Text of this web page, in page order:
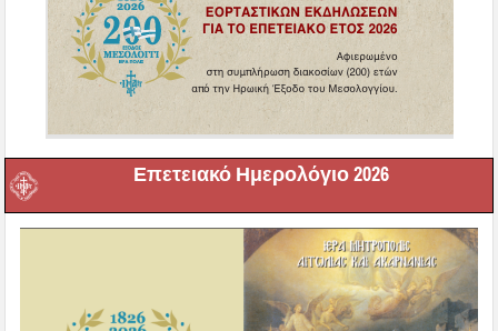
Επετειακό Ημερολόγιο 2026